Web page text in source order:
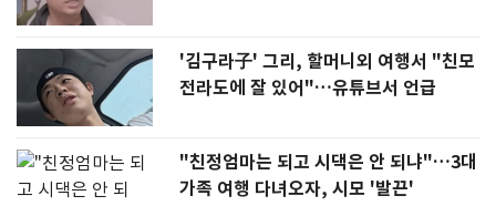
'김구라子' 그리, 할머니외 여행서 "친모
전라도에 잘 있어"…유튜브서 언급
"친정엄마는 되고 시댁은 안 되냐"…3대
가족 여행 다녀오자, 시모 '발끈'